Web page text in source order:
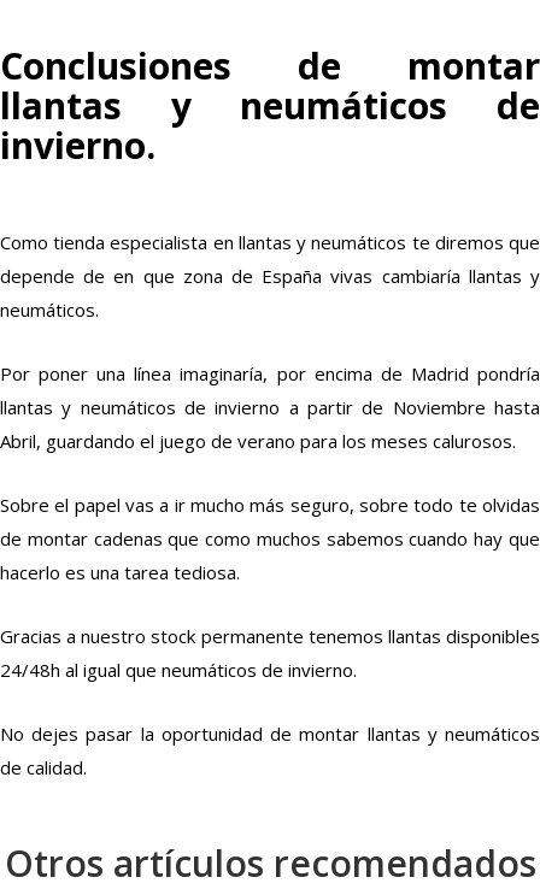
Conclusiones de montar
llantas y neumáticos de
invierno.
Como tienda especialista en llantas y neumáticos te diremos que
depende de en que zona de España vivas cambiaría llantas y
neumáticos.
Por poner una línea imaginaría, por encima de Madrid pondría
llantas y neumáticos de invierno a partir de Noviembre hasta
Abril, guardando el juego de verano para los meses calurosos.
Sobre el papel vas a ir mucho más seguro, sobre todo te olvidas
de montar cadenas que como muchos sabemos cuando hay que
hacerlo es una tarea tediosa.
Gracias a nuestro stock permanente tenemos llantas disponibles
24/48h al igual que neumáticos de invierno.
No dejes pasar la oportunidad de montar llantas y neumáticos
de calidad.
Otros artículos recomendados